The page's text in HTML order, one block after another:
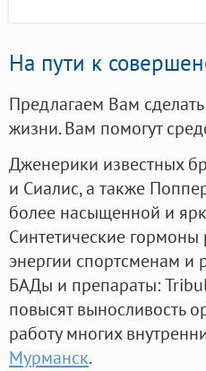
На пути к
Предлагаем Вам
жизни. Вам помогут
Дженерики известных
и Сиалис, а также
более насыщенной и
Синтетические гормоны
энергии спортсменам
БАДы и препараты:
повысят выносливость
работу многих
Мурманск.